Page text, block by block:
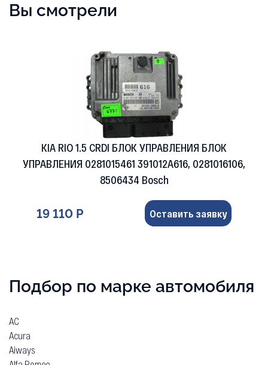
Вы смотрели
KIA RIO 1.5 CRDI БЛОК УПРАВЛЕНИЯ БЛОК
УПРАВЛЕНИЯ 0281015461 391012A616, 0281016106,
8506434 Bosch
19 110 Р Оставить заявку
Подбор по марке автомобиля
AC
Acura
Aiways